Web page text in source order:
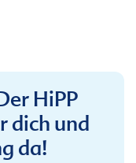
HiPP
dich und
da!